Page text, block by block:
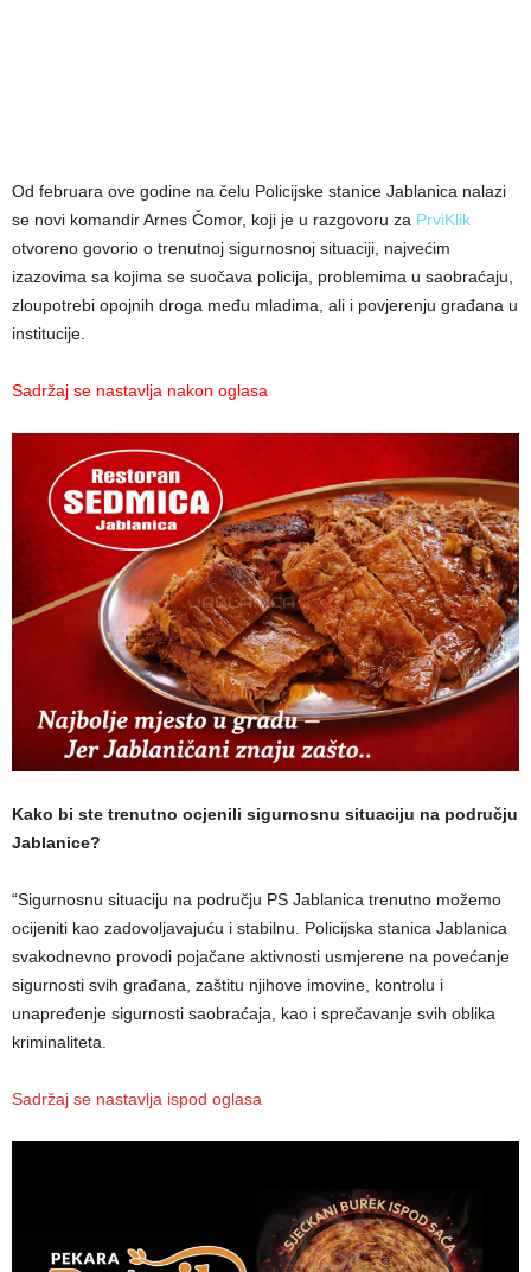
Od februara ove godine na čelu Policijske stanice Jablanica nalazi
se novi komandir Arnes Čomor, koji je u razgovoru za PrviKlik
otvoreno govorio o trenutnoj sigurnosnoj situaciji, najvećim
izazovima sa kojima se suočava policija, problemima u saobraćaju,
zloupotrebi opojnih droga među mladima, ali i povjerenju građana u
institucije.
Sadržaj se nastavlja nakon oglasa
Kako bi ste trenutno ocjenili sigurnosnu situaciju na području
Jablanice?
“Sigurnosnu situaciju na području PS Jablanica trenutno možemo
ocijeniti kao zadovoljavajuću i stabilnu. Policijska stanica Jablanica
svakodnevno provodi pojačane aktivnosti usmjerene na povećanje
sigurnosti svih građana, zaštitu njihove imovine, kontrolu i
unapređenje sigurnosti saobraćaja, kao i sprečavanje svih oblika
kriminaliteta.
Sadržaj se nastavlja ispod oglasa